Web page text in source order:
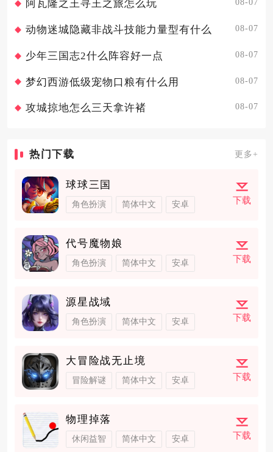
阿瓦隆之王寻王之旅怎么玩
动物迷城隐藏非战斗技能力量型有什么 08-07
少年三国志2什么阵容好一点 08-07
梦幻西游低级宠物口粮有什么用 08-07
攻城掠地怎么三天拿许褚 08-07
热门下载 更多+
球球三国
角色扮演 简体中文 安卓 下载
代号魔物娘
角色扮演 简体中文 安卓 下载
源星战域
角色扮演 简体中文 安卓 下载
大冒险战无止境
冒险解谜 简体中文 安卓 下载
物理掉落
休闲益智 简体中文 安卓 下载